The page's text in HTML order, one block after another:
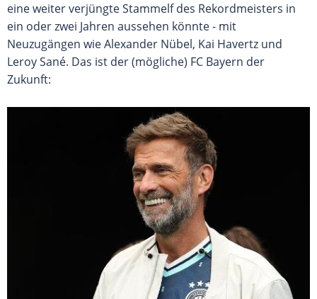
eine weiter verjüngte Stammelf des Rekordmeisters in
ein oder zwei Jahren aussehen könnte - mit
Neuzugängen wie Alexander Nübel, Kai Havertz und
Leroy Sané. Das ist der (mögliche) FC Bayern der
Zukunft: